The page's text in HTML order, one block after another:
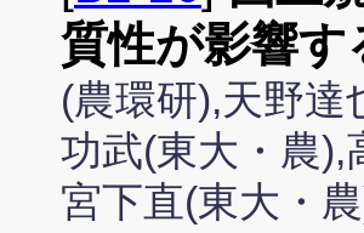
質性が影響す
(農環研),天野達
功武(東大・農),
宮下直(東大・